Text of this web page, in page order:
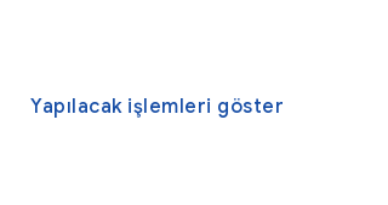
Yapılacak işlemleri göster